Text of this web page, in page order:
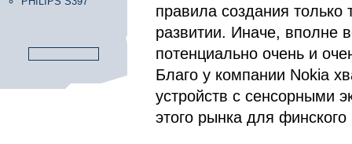
правила создания
развитии. Иначе, вполне
потенциально очень и
Благо у компании Nokia
устройств с сенсорными
этого рынка для